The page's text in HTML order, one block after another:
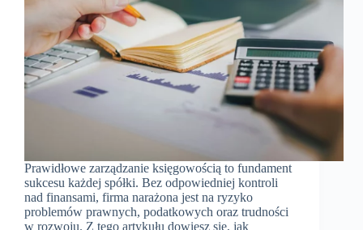
Prawidłowe zarządzanie księgowością to fundament
sukcesu każdej spółki. Bez odpowiedniej kontroli
nad finansami, firma narażona jest na ryzyko
problemów prawnych, podatkowych oraz trudności
w rozwoju. Z tego artykułu dowiesz się, jak